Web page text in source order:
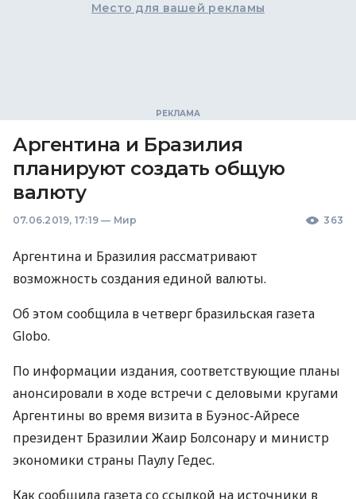
Место для вашей рекламы
Аргентина и Бразилия
планируют создать общую
валюту
07.06.2019, 17:19 — Мир 363
Аргентина и Бразилия рассматривают
возможность создания единой валюты.
Об этом сообщила в четверг бразильская газета
Globo.
По информации издания, соответствующие планы
анонсировали в ходе встречи с деловыми кругами
Аргентины во время визита в Буэнос-Айресе
президент Бразилии Жаир Болсонару и министр
экономики страны Паулу Гедес.
Как сообщила газета со ссылкой на источники в